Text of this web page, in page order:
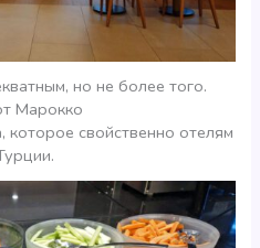
но не более того.
Марокко
которое свойственно отелям